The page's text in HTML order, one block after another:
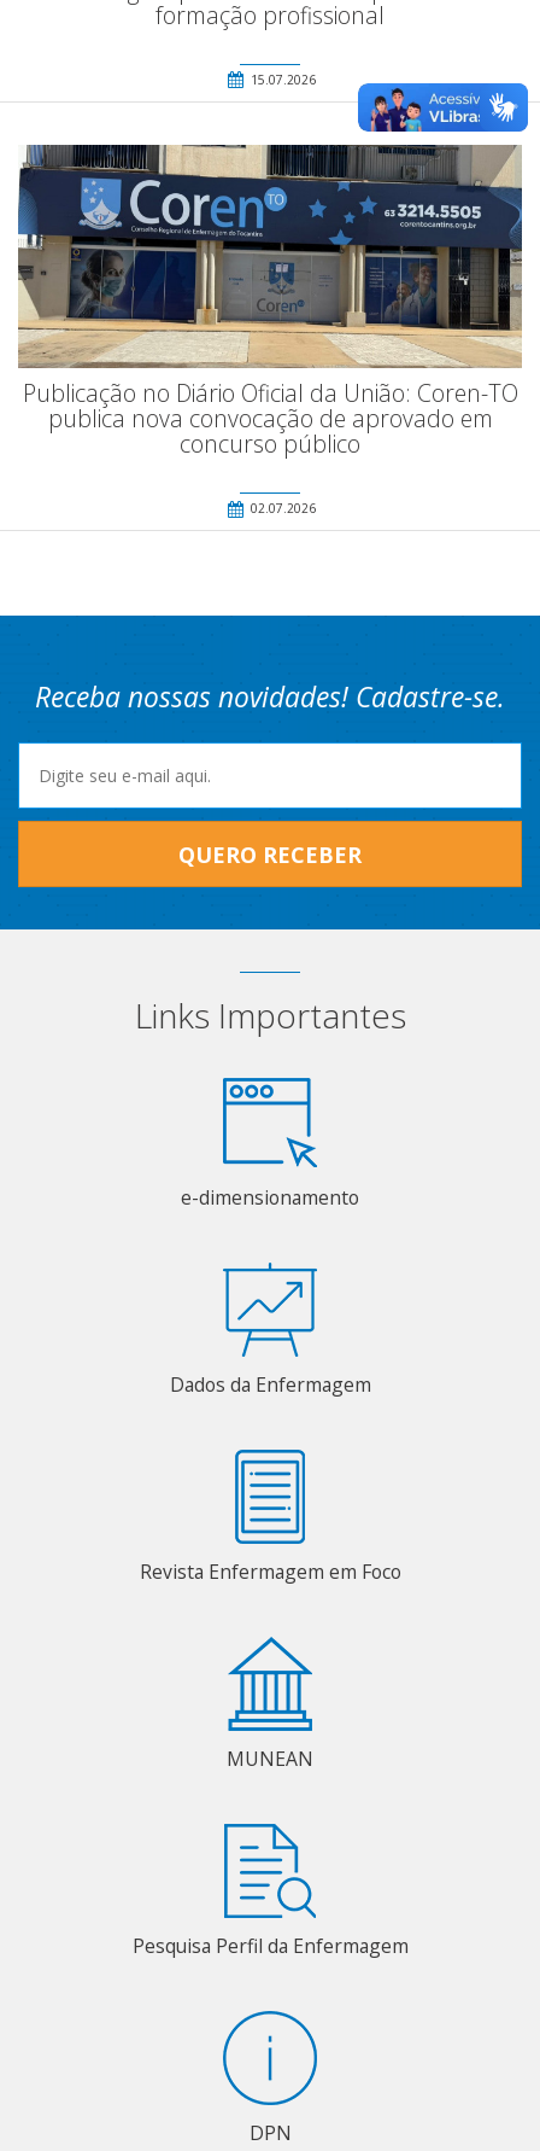
formação profissional
15.07.2026
Publicação no Diário Oficial da União: Coren-TO
publica nova convocação de aprovado em
concurso público
02.07.2026
Receba nossas novidades! Cadastre-se.
QUERO RECEBER
Links Importantes
e-dimensionamento
Dados da Enfermagem
Revista Enfermagem em Foco
MUNEAN
Pesquisa Perfil da Enfermagem
DPN